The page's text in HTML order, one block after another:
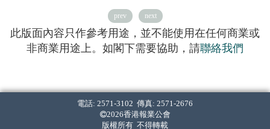
prev next
此版面內容只作參考用途，並不能使用在任何商業或
非商業用途上。如閣下需要協助，請聯絡我們
電話: 2571-3102 傳真: 2571-2676
2026香港報業公會
版權所有 不得轉載